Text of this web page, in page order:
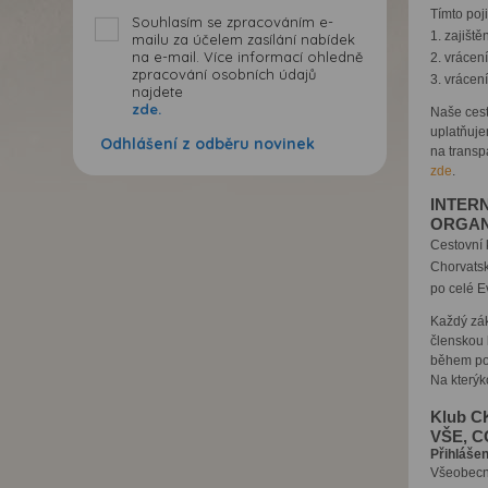
Souhlasím se zpracováním e-
mailu za účelem zasílání nabídek
na e-mail. Více informací ohledně
zpracování osobních údajů
najdete
zde.
Odhlášení z odběru novinek
Tímto
1.
2.
3.
Naše
na
zde.
Cestovní
po celé
Klub
Každý
členskou
během
VŠE,
Na